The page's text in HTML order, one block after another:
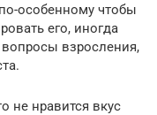
по-особенному чтобы
его, иногда
взросления,
не нравится вкус